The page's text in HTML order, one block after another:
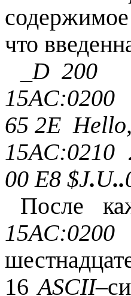
что
_D 200
15АC:0200
65 2E
15АC:0210
00 E8 $J.U..
После
15AС:0200
16ASCII